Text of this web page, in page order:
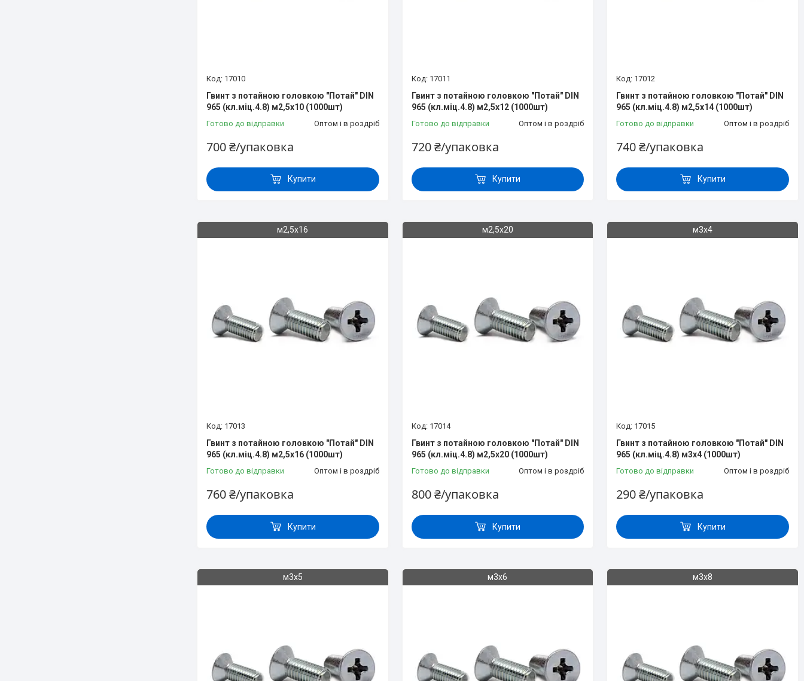
17010
Гвинт з потайною головкою "Потай" DIN
965 (кл.міц.4.8) м2,5х10 (1000шт)
Готово до відправки Оптом і в роздріб
700 ₴/упаковка
Купити
17011
Гвинт з потайною головкою "Потай" DIN
965 (кл.міц.4.8) м2,5х12 (1000шт)
Готово до відправки Оптом і в роздріб
720 ₴/упаковка
Купити
17012
Гвинт з потайною головкою "Потай" DIN
965 (кл.міц.4.8) м2,5х14 (1000шт)
Готово до відправки Оптом і в роздріб
740 ₴/упаковка
Купити
м2,5х16
17013
Гвинт з потайною головкою "Потай" DIN
965 (кл.міц.4.8) м2,5х16 (1000шт)
Готово до відправки Оптом і в роздріб
760 ₴/упаковка
Купити
м2,5х20
17014
Гвинт з потайною головкою "Потай" DIN
965 (кл.міц.4.8) м2,5х20 (1000шт)
Готово до відправки Оптом і в роздріб
800 ₴/упаковка
Купити
м3х4
17015
Гвинт з потайною головкою "Потай" DIN
965 (кл.міц.4.8) м3х4 (1000шт)
Готово до відправки Оптом і в роздріб
290 ₴/упаковка
Купити
м3х5 м3х6 м3х8